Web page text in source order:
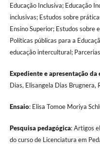
Educação Inclusiva; Educação
inclusivas; Estudos sobre
Ensino Superior; Estudos sobre
Políticas públicas para a
educação intercultural;
Expediente e apresentação da
Dias, Elisangela Dias Brugnera,
Ensaio: Elisa Tomoe Moriya
Pesquisa pedagógica: Artigos
do curso de Licenciatura em